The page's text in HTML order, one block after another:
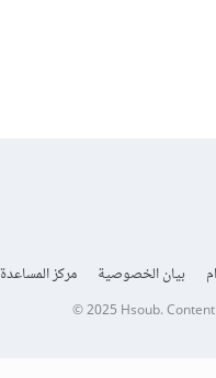
بيان الخصوصية مركز المساعدة
© 2025 Hsoub.